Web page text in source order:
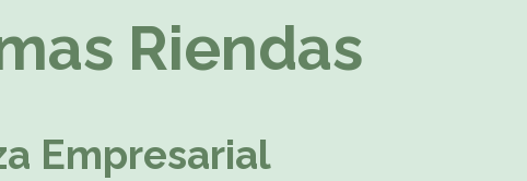
Riendas
Empresarial